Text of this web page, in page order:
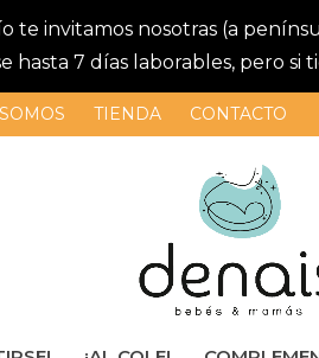
te invitamos nosotras (a
hasta 7 días laborables, pero
TIENDA CONTACTO